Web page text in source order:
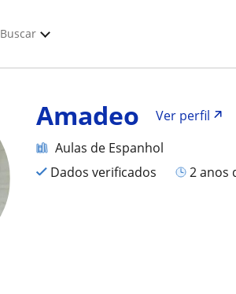
Buscar
Amadeo
Ver perfil
Aulas de Espanhol
Dados verificados
2